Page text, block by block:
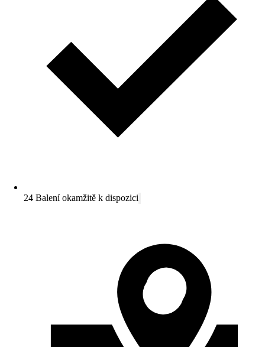
24 Balení okamžitě k dispozici